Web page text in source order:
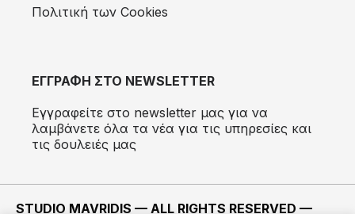
Πολιτική των Cookies
ΕΓΓΡΑΦΗ ΣΤΟ NEWSLETTER
Εγγραφείτε στο newsletter μας για να
λαμβάνετε όλα τα νέα για τις υπηρεσίες και
τις δουλειές μας
STUDIO MAVRIDIS — ALL RIGHTS RESERVED —